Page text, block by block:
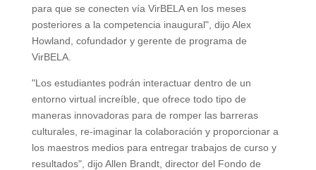
para que se conecten vía VirBELA en los meses
posteriores a la competencia inaugural", dijo Alex
Howland, cofundador y gerente de programa de
VirBELA.
"Los estudiantes podrán interactuar dentro de un
entorno virtual increíble, que ofrece todo tipo de
maneras innovadoras para de romper las barreras
culturales, re-imaginar la colaboración y proporcionar a
los maestros medios para entregar trabajos de curso y
resultados", dijo Allen Brandt, director del Fondo de